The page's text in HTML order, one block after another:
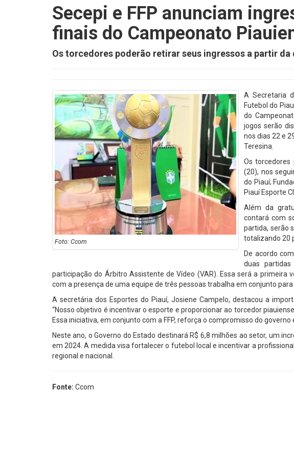
Secepi e FFP anunciam
finais do Campeonato
Os torcedores poderão retirar seus ingressos a partir
Foto: Ccom
A Secretaria
Futebol do
do
jogos serão
nos dias 22 e
Teresina.
Os
(20), nos
do Piauí;
Piauí Esporte
Além da
contará com
partida, serão
totalizando 20
De acordo
duas
participação do Árbitro Assistente de Vídeo (VAR). Essa será a primeira
com a presença de uma equipe de três pessoas trabalha em conjunto
A secretária dos Esportes do Piauí, Josiene Campelo, destacou a
“Nosso objetivo é incentivar o esporte e proporcionar ao torcedor
Essa iniciativa, em conjunto com a FFP, reforça o compromisso do
Neste ano, o Governo do Estado destinará R$ 6,8 milhões ao setor, um
em 2024. A medida visa fortalecer o futebol local e incentivar a
regional e nacional.
Fonte: Ccom